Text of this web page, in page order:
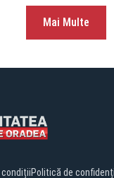
Mai Multe
condițiiPolitică de